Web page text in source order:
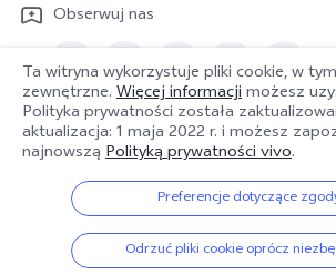
Polityka gwarancyjna
Pobierz LUTy do przywracania logów
Obserwuj nas
Polska | Wybierz kraj/region
© 2026 vivo Mobile Communication Co., Ltd.
zastrzeżone.
Ta witryna wykorzystuje pliki cookie, w
zewnętrzne. Więcej informacjimożesz
Polityka prywatności została
aktualizacja: 1 maja 2022 r. i możesz
najnowszą Polityką prywatności vivo.
Preferencje dotyczące
Odrzuć pliki cookie oprócz